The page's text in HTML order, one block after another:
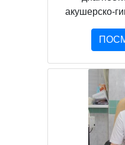
акушерско-